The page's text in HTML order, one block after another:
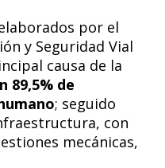
por el
y Seguridad Vial
causa de la
89,5% de
; seguido
con
mecánicas,